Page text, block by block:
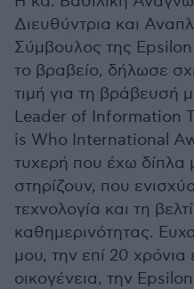
Διευθύντρια και
Σύμβουλος της
το βραβείο, δήλωσε
τιμή για τη βράβευσή
Leader of Information
is Who International
τυχερή που έχω
στηρίζουν, που
τεχνολογία και τη
καθημερινότητας.
μου, την επί 20
οικογένεια, την